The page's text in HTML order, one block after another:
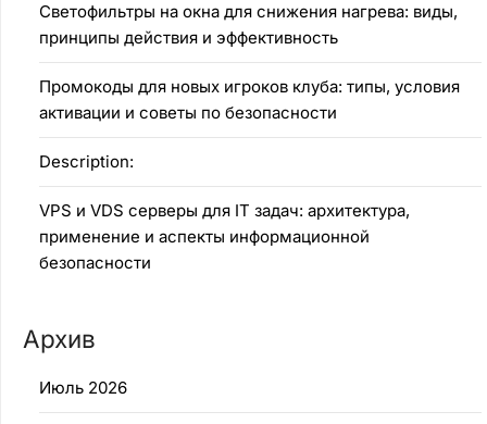
Светофильтры на окна для снижения нагрева: виды,
принципы действия и эффективность
Промокоды для новых игроков клуба: типы, условия
активации и советы по безопасности
Description:
VPS и VDS серверы для IT задач: архитектура,
применение и аспекты информационной
безопасности
Архив
Июль 2026